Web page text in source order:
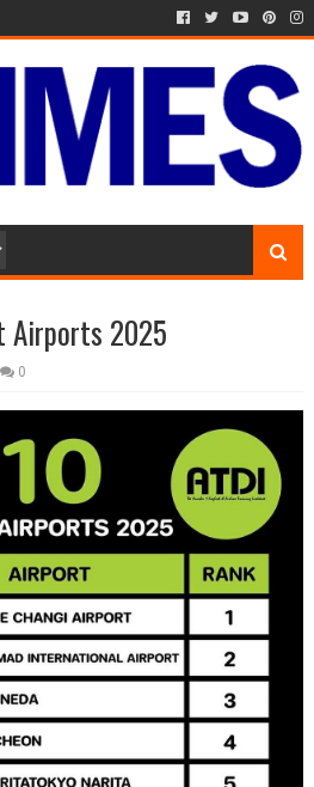
Airports 2025
0